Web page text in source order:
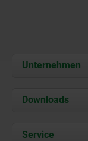
Unternehmen
Über uns
Karriere
Downloads
Service